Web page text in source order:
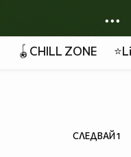
🪀CHILL ZONE
СЛЕДВАЙ1